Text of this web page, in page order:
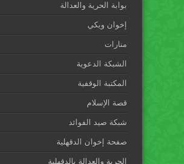
بوابة الحرية والعدالة
إخوان ويكي
منارات
الشبكة الدعوية
المكتبة الوقفية
قصة الإسلام
شبكة صيد الفوائد
صفحة إخوان الدقهلية
الحرية والعدالة بالدقهلية